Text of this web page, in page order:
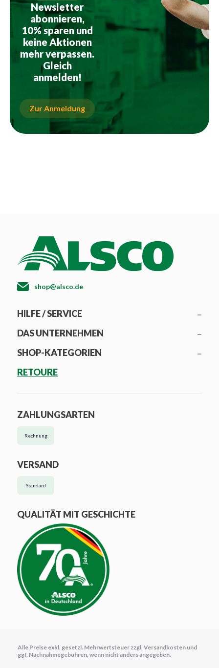
Newsletter
abonnieren,
10% sparen und
keine Aktionen
mehr verpassen.
Gleich
anmelden!
Zur Anmeldung
shop@alsco.de
HILFE / SERVICE
DAS UNTERNEHMEN
SHOP-KATEGORIEN
RETOURE
ZAHLUNGSARTEN
Rechnung
VERSAND
Standard
QUALITÄT MIT GESCHICHTE
Alle Preise exkl. gesetzl. Mehrwertsteuer zzgl. Versandkosten und
ggf. Nachnahmegebühren, wenn nicht anders angegeben.